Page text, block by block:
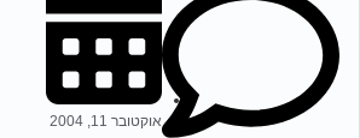
אוקטובר 11, 2004